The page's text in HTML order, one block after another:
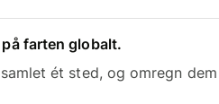
farten globalt.
ét sted, og omregn dem